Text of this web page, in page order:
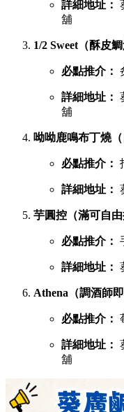
詳細地址：
舖
1/2 Sweet（酥皮
必點推介：
詳細地址：
舖
呦呦鹿鳴布丁燒
必點推介：
詳細地址：
芋圓控（滿可自由
必點推介：
詳細地址：
Athena（調酒師
必點推介：
詳細地址：
舖